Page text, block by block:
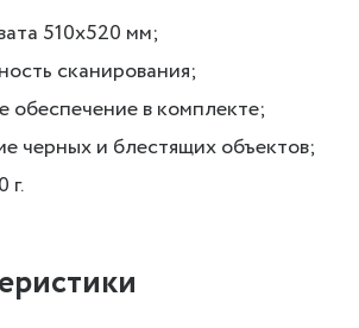
510х520 мм;
сканирования;
обеспечение в комплекте;
черных и блестящих объектов;
г.